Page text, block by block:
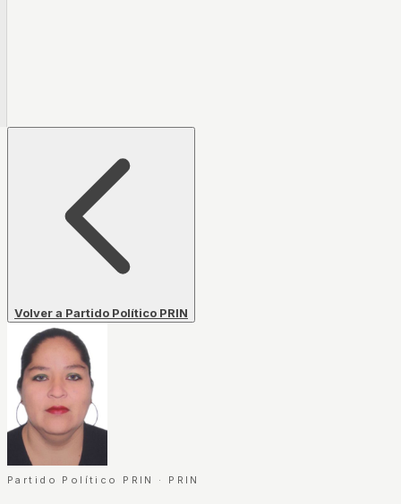
Volver a Partido Político PRIN
Partido Político PRIN · PRIN